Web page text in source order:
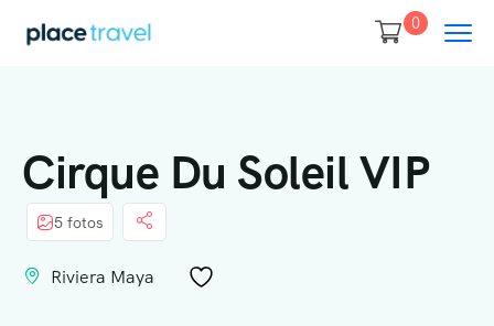
0
Cirque Du Soleil VIP
5 fotos
Riviera Maya